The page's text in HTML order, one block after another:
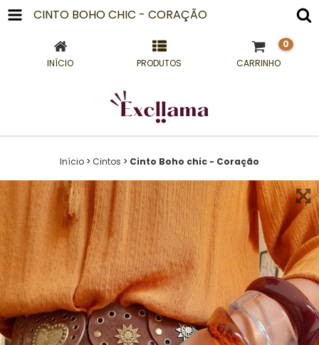
CINTO BOHO CHIC - CORAÇÃO
INÍCIO PRODUTOS CARRINHO
0
Início > Cintos > Cinto Boho chic - Coração